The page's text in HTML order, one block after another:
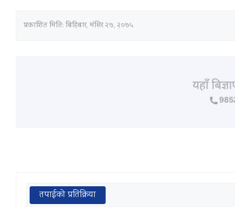
प्रकाशित मिति: बिहिबार, मंसिर २७, २०७५
तपाईको प्रतिक्रिया